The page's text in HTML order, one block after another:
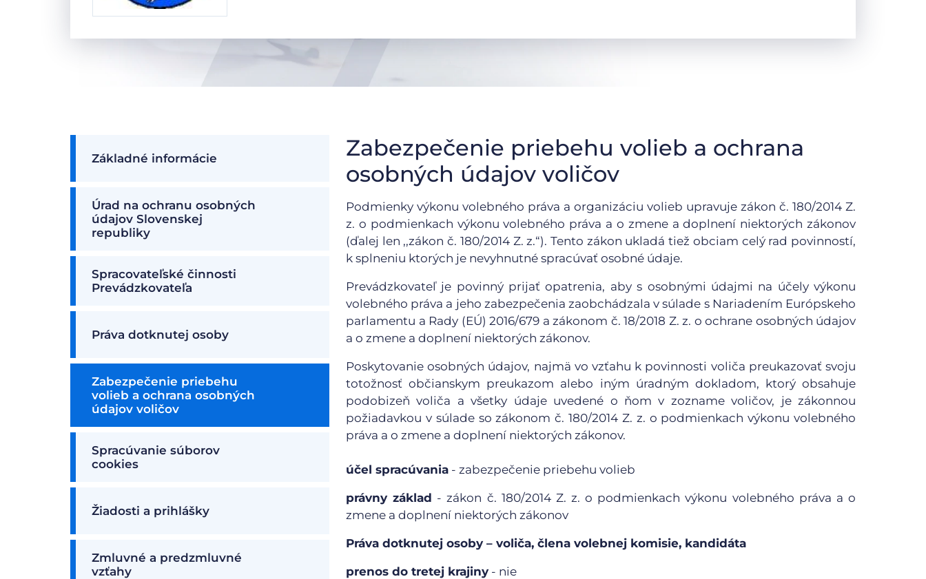
Základné informácie
Úrad na ochranu osobných
údajov Slovenskej
republiky
Spracovateľské činnosti
Prevádzkovateľa
Práva dotknutej osoby
Zabezpečenie priebehu
volieb a ochrana osobných
údajov voličov
Spracúvanie súborov
cookies
Žiadosti a prihlášky
Zmluvné a predzmluvné
vzťahy
Zabezpečenie priebehu volieb a ochrana
osobných údajov voličov
Podmienky výkonu volebného práva a organizáciu volieb upravuje zákon č. 180/2014 Z.
z. o podmienkach výkonu volebného práva a o zmene a doplnení niektorých zákonov
(ďalej len ,,zákon č. 180/2014 Z. z.“). Tento zákon ukladá tiež obciam celý rad povinností,
k splneniu ktorých je nevyhnutné spracúvať osobné údaje.
Prevádzkovateľ je povinný prijať opatrenia, aby s osobnými údajmi na účely výkonu
volebného práva a jeho zabezpečenia zaobchádzala v súlade s Nariadením Európskeho
parlamentu a Rady (EÚ) 2016/679 a zákonom č. 18/2018 Z. z. o ochrane osobných údajov
a o zmene a doplnení niektorých zákonov.
Poskytovanie osobných údajov, najmä vo vzťahu k povinnosti voliča preukazovať svoju
totožnosť občianskym preukazom alebo iným úradným dokladom, ktorý obsahuje
podobizeň voliča a všetky údaje uvedené o ňom v zozname voličov, je zákonnou
požiadavkou v súlade so zákonom č. 180/2014 Z. z. o podmienkach výkonu volebného
práva a o zmene a doplnení niektorých zákonov.
účel spracúvania - zabezpečenie priebehu volieb
právny základ - zákon č. 180/2014 Z. z. o podmienkach výkonu volebného práva a o
zmene a doplnení niektorých zákonov
Práva dotknutej osoby – voliča, člena volebnej komisie, kandidáta
prenos do tretej krajiny - nie